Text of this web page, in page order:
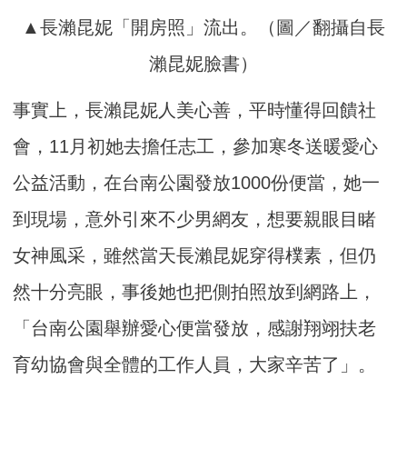
▲長瀨昆妮「開房照」流出。（圖／翻攝自長
瀨昆妮臉書）
事實上，長瀨昆妮人美心善，平時懂得回饋社
會，11月初她去擔任志工，參加寒冬送暖愛心
公益活動，在台南公園發放1000份便當，她一
到現場，意外引來不少男網友，想要親眼目睹
女神風采，雖然當天長瀨昆妮穿得樸素，但仍
然十分亮眼，事後她也把側拍照放到網路上，
「台南公園舉辦愛心便當發放，感謝翔翊扶老
育幼協會與全體的工作人員，大家辛苦了」。